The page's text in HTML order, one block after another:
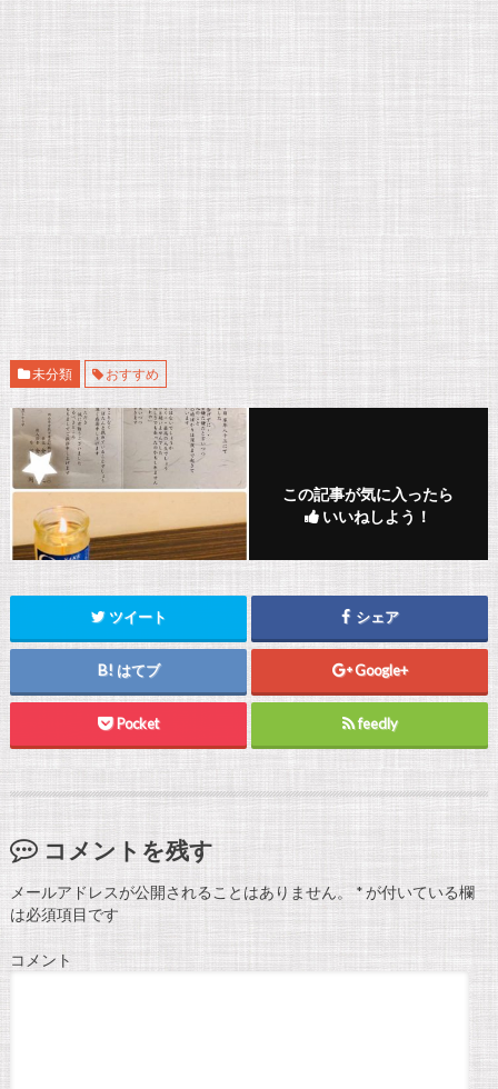
未分類 おすすめ
この記事が気に入ったら
いいねしよう！
ツイート シェア
はてブ Google+
Pocket feedly
コメントを残す
メールアドレスが公開されることはありません。 *が付いている欄
は必須項目です
コメント